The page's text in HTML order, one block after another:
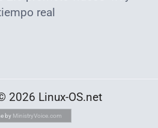
real
2026 Linux-OS.net
by MinistryVoice.com